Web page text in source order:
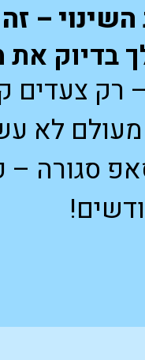
–
בדיוק
רק צעדים
לא